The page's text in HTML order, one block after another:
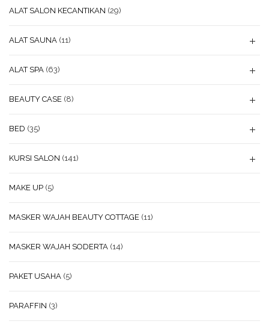
ALAT SALON KECANTIKAN (29)
ALAT SAUNA (11)
ALAT SPA (63)
BEAUTY CASE (8)
BED (35)
KURSI SALON (141)
MAKE UP (5)
MASKER WAJAH BEAUTY COTTAGE (11)
MASKER WAJAH SODERTA (14)
PAKET USAHA (5)
PARAFFIN (3)